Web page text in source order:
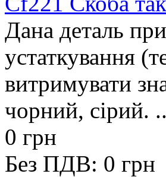
Дана деталь
устаткування
витримувати
чорний, сірий. ..
0 грн
Без ПДВ: 0 грн